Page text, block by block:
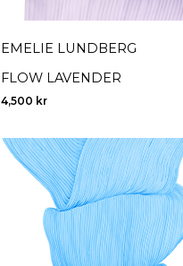
EMELIE LUNDBERG
FLOW LAVENDER
4,500 kr